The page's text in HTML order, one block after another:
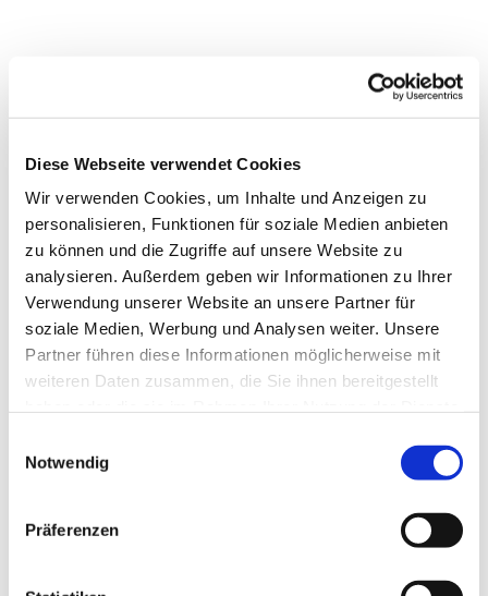
Diese Webseite verwendet Cookies
Wir verwenden Cookies, um Inhalte und Anzeigen zu
personalisieren, Funktionen für soziale Medien anbieten
zu können und die Zugriffe auf unsere Website zu
analysieren. Außerdem geben wir Informationen zu Ihrer
Verwendung unserer Website an unsere Partner für
soziale Medien, Werbung und Analysen weiter. Unsere
Partner führen diese Informationen möglicherweise mit
weiteren Daten zusammen, die Sie ihnen bereitgestellt
Notwendig
Präferenzen
Das Repertoire unseres ökumenischen Chors besteht aus
-Pop-oder Jazz-Arrangements-
-Gospel-
-sowie Weihnachtsliedern-